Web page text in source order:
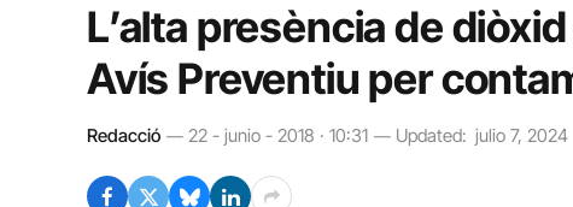
L’alta presència de
Avís Preventiu per
Redacció 22 - junio - 2018 · 10:31 Updated: julio 7, 2024